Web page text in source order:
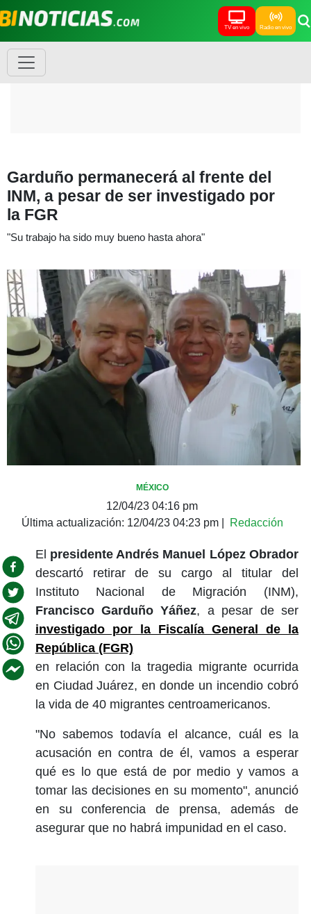
TV en vivo Radio en vivo
Garduño permanecerá al frente del
INM, a pesar de ser investigado por
la FGR
"Su trabajo ha sido muy bueno hasta ahora"
MÉXICO
12/04/23 04:16 pm
Última actualización: 12/04/23 04:23 pm| Redacción
El presidente Andrés Manuel López Obrador
descartó retirar de su cargo al titular del
Instituto Nacional de Migración (INM),
Francisco Garduño Yáñez, a pesar de ser
investigado por la Fiscalía General de la
República (FGR)
en relación con la tragedia migrante ocurrida
en Ciudad Juárez, en donde un incendio cobró
la vida de 40 migrantes centroamericanos.
"No sabemos todavía el alcance, cuál es la
acusación en contra de él, vamos a esperar
qué es lo que está de por medio y vamos a
tomar las decisiones en su momento", anunció
en su conferencia de prensa, además de
asegurar que no habrá impunidad en el caso.